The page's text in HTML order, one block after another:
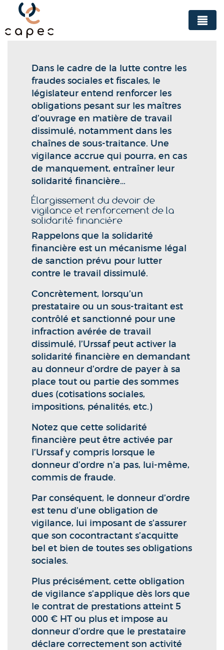
Panneau de gestion des cookies
Dans le cadre de la lutte contre les
fraudes sociales et fiscales, le
législateur entend renforcer les
obligations pesant sur les maîtres
d’ouvrage en matière de travail
dissimulé, notamment dans les
chaînes de sous-traitance. Une
vigilance accrue qui pourra, en cas
de manquement, entraîner leur
solidarité financière…
Élargissement du devoir de
vigilance et renforcement de la
solidarité financière
Rappelons que la solidarité
financière est un mécanisme légal
de sanction prévu pour lutter
contre le travail dissimulé.
Concrètement, lorsqu’un
prestataire ou un sous-traitant est
contrôlé et sanctionné pour une
infraction avérée de travail
dissimulé, l’Urssaf peut activer la
solidarité financière en demandant
au donneur d’ordre de payer à sa
place tout ou partie des sommes
dues (cotisations sociales,
impositions, pénalités, etc.)
Notez que cette solidarité
financière peut être activée par
l’Urssaf y compris lorsque le
donneur d’ordre n’a pas, lui-même,
commis de fraude.
Par conséquent, le donneur d’ordre
est tenu d’une obligation de
vigilance, lui imposant de s’assurer
que son cocontractant s’acquitte
bel et bien de toutes ses obligations
sociales.
Plus précisément, cette obligation
de vigilance s’applique dès lors que
le contrat de prestations atteint 5
000 € HT ou plus et impose au
donneur d’ordre que le prestataire
déclare correctement son activité